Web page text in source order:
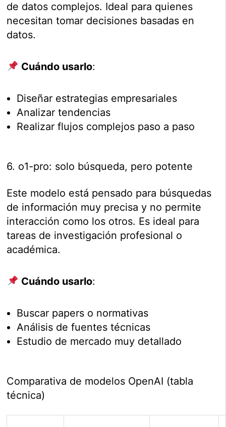
de datos complejos. Ideal para quienes
necesitan tomar decisiones basadas en
datos.
Cuándo usarlo:
Diseñar estrategias empresariales
Analizar tendencias
Realizar flujos complejos paso a paso
6. o1-pro: solo búsqueda, pero potente
Este modelo está pensado para búsquedas
de información muy precisa y no permite
interacción como los otros. Es ideal para
tareas de investigación profesional o
académica.
Cuándo usarlo:
Buscar papers o normativas
Análisis de fuentes técnicas
Estudio de mercado muy detallado
Comparativa de modelos OpenAI (tabla
técnica)